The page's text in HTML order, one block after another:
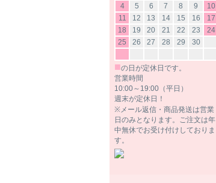
4
5 6 7 8 9
10
11
12 13 14 15 16
17
18
19 20 21 22 23
24
25
26 27 28 29 30
■の日が定休日です。
営業時間
10:00～19:00（平日）
週末が定休日！
※メール返信・商品発送は営業
日のみとなります。ご注文は年
中無休でお受け付けしておりま
す。